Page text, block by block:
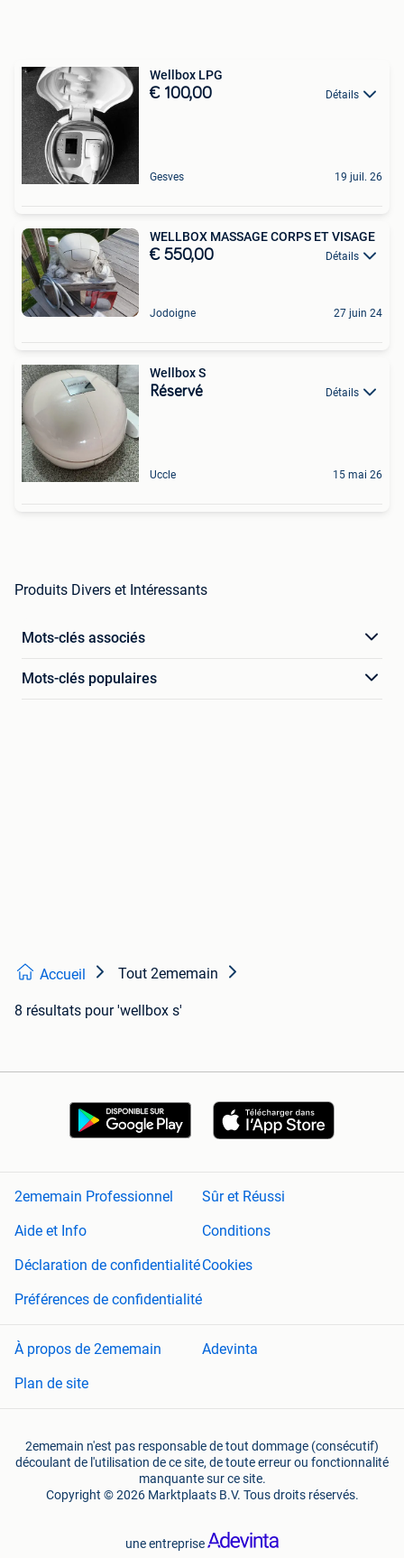
Wellbox LPG
€ 100,00 Détails
Gesves 19 juil. 26
WELLBOX MASSAGE CORPS ET VISAGE
€ 550,00 Détails
Jodoigne 27 juin 24
Wellbox S
Réservé Détails
Uccle 15 mai 26
Produits Divers et Intéressants
Mots-clés associés
Mots-clés populaires
Accueil Tout 2ememain
8 résultats pour 'wellbox s'
2ememain Professionnel
Sûr et Réussi
Aide et Info
Conditions
Déclaration de confidentialitéCookies
Préférences de confidentialité
À propos de 2ememain
Adevinta
Plan de site
2ememain n'est pas responsable de tout dommage (consécutif)
découlant de l'utilisation de ce site, de toute erreur ou fonctionnalité
manquante sur ce site.
Copyright © 2026 Marktplaats B.V. Tous droits réservés.
une entreprise